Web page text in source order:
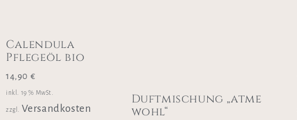
Calendula
Pflegeöl bio
14,90 €
inkl. 19 % MwSt.
zzgl. Versandkosten
Duftmischung „atme
wohl“